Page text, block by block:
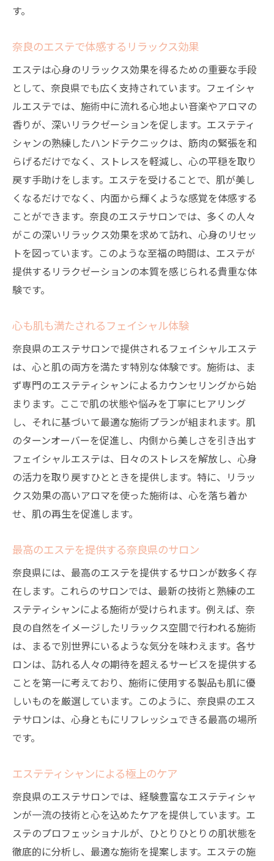
す。
奈良のエステで体感するリラックス効果
エステは心身のリラックス効果を得るための重要な手段
として、奈良県でも広く支持されています。フェイシャ
ルエステでは、施術中に流れる心地よい音楽やアロマの
香りが、深いリラクゼーションを促します。エステティ
シャンの熟練したハンドテクニックは、筋肉の緊張を和
らげるだけでなく、ストレスを軽減し、心の平穏を取り
戻す手助けをします。エステを受けることで、肌が美し
くなるだけでなく、内面から輝くような感覚を体感する
ことができます。奈良のエステサロンでは、多くの人々
がこの深いリラックス効果を求めて訪れ、心身のリセッ
トを図っています。このような至福の時間は、エステが
提供するリラクゼーションの本質を感じられる貴重な体
験です。
心も肌も満たされるフェイシャル体験
奈良県のエステサロンで提供されるフェイシャルエステ
は、心と肌の両方を満たす特別な体験です。施術は、ま
ず専門のエステティシャンによるカウンセリングから始
まります。ここで肌の状態や悩みを丁寧にヒアリング
し、それに基づいて最適な施術プランが組まれます。肌
のターンオーバーを促進し、内側から美しさを引き出す
フェイシャルエステは、日々のストレスを解放し、心身
の活力を取り戻すひとときを提供します。特に、リラッ
クス効果の高いアロマを使った施術は、心を落ち着か
せ、肌の再生を促進します。
最高のエステを提供する奈良県のサロン
奈良県には、最高のエステを提供するサロンが数多く存
在します。これらのサロンでは、最新の技術と熟練のエ
ステティシャンによる施術が受けられます。例えば、奈
良の自然をイメージしたリラックス空間で行われる施術
は、まるで別世界にいるような気分を味わえます。各サ
ロンは、訪れる人々の期待を超えるサービスを提供する
ことを第一に考えており、施術に使用する製品も肌に優
しいものを厳選しています。このように、奈良県のエス
テサロンは、心身ともにリフレッシュできる最高の場所
です。
エステティシャンによる極上のケア
奈良県のエステサロンでは、経験豊富なエステティシャ
ンが一流の技術と心を込めたケアを提供しています。エ
ステのプロフェッショナルが、ひとりひとりの肌状態を
徹底的に分析し、最適な施術を提案します。エステの施